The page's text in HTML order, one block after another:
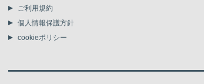
250
ご利用規約
個人情報保護方針
cookieポリシー